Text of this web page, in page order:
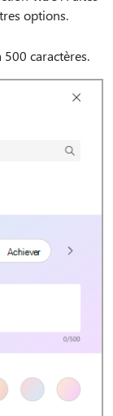
options.
caractères.